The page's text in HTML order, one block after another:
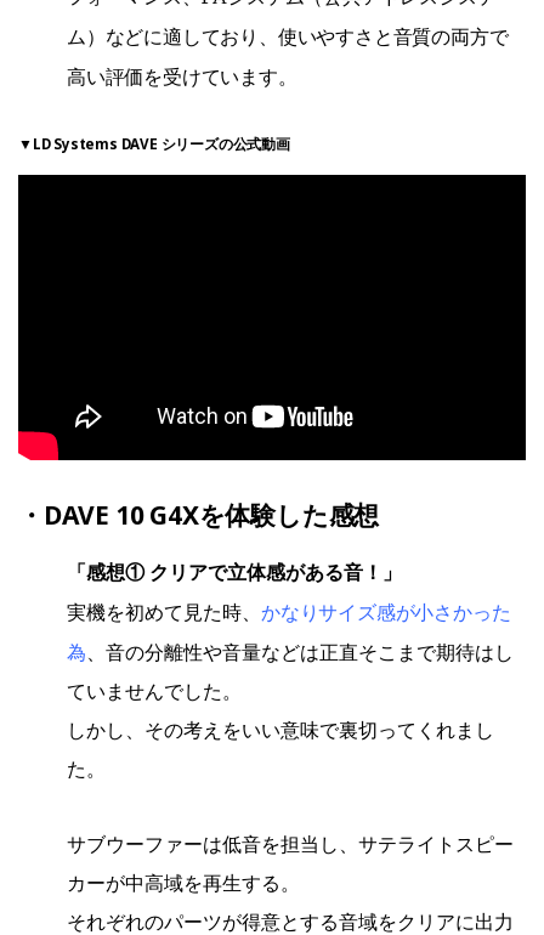
ム）などに適しており、使いやすさと音質の両方で
高い評価を受けています。
▼LD Systems DAVE シリーズの公式動画
・ DAVE 10 G4Xを体験した感想
「感想① クリアで立体感がある音！」
実機を初めて見た時、 かなりサイズ感が小さかった
為 、音の分離性や音量などは正直そこまで期待はし
ていませんでした。
しかし、その考えをいい意味で裏切ってくれまし
た。
サブウーファーは低音を担当し、サテライトスピー
カーが中高域を再生する。
それぞれのパーツが得意とする音域をクリアに出力